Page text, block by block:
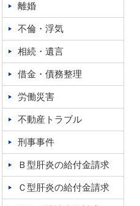
離婚
不倫・浮気
相続・遺言
借金・債務整理
労働災害
不動産トラブル
刑事事件
Ｂ型肝炎の給付金請求
Ｃ型肝炎の給付金請求